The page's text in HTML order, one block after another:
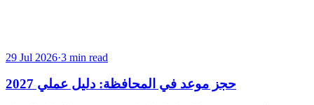
29 Jul 2026·3 min read
حجز موعد في المحافظة: دليل عملي 2027